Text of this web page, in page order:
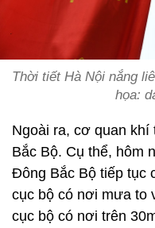
Thời tiết Hà Nội nắng
họa:
Ngoài ra, cơ quan
Bắc Bộ. Cụ thể, hôm
Đông Bắc Bộ tiếp tục
cục bộ có nơi mưa to
cục bộ có nơi trên